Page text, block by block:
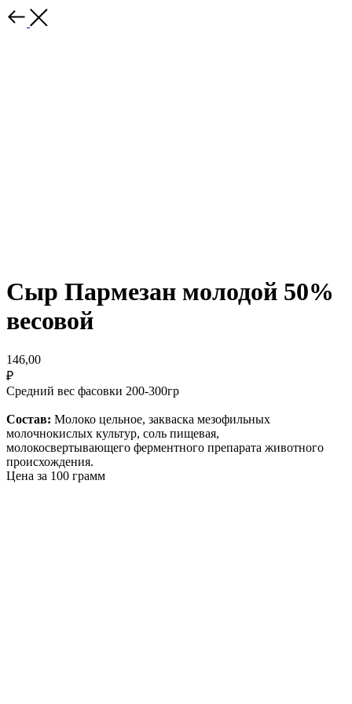
Сыр Пармезан молодой 50%
весовой
146,00
₽
Средний вес фасовки 200-300гр
Состав: Молоко цельное, закваска мезофильных
молочнокислых культур, соль пищевая,
молокосвертывающего ферментного препарата животного
происхождения.
Цена за 100 грамм